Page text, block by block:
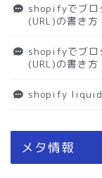
shopifyでブロ
(URL)の書き方
shopifyでブロ
(URL)の書き方
shopify liquid
メタ情報